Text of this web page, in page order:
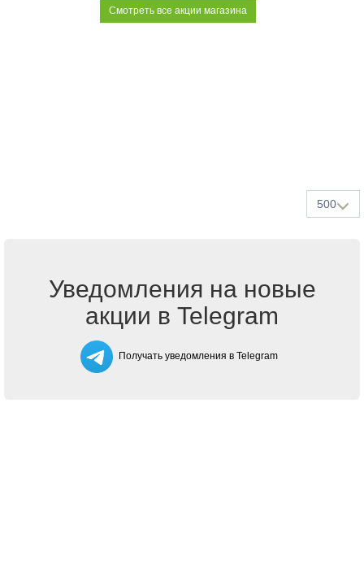
Смотреть все акции магазина
500
Уведомления на новые
акции в Telegram
Получать уведомления в Telegram